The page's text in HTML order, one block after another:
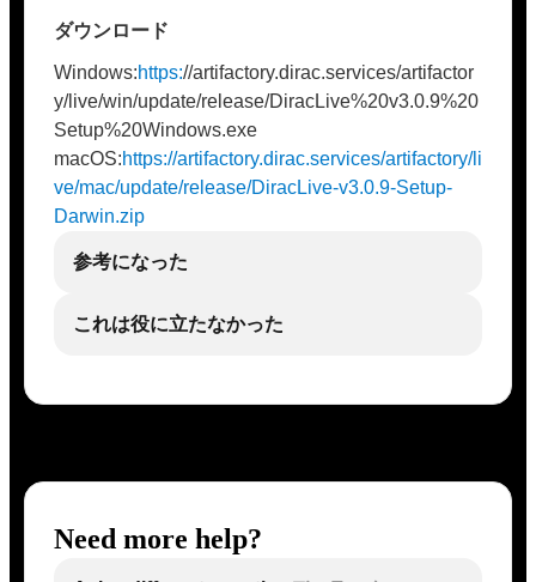
ダウンロード
Windows:https://artifactory.dirac.services/artifactor
y/live/win/update/release/DiracLive%20v3.0.9%20
Setup%20Windows.exe
macOS:https://artifactory.dirac.services/artifactory/li
ve/mac/update/release/DiracLive-v3.0.9-Setup-
Darwin.zip
参考になった
これは役に立たなかった
Need more help?